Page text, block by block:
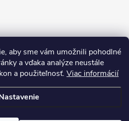
aby sme vám umožnili pohodlné
a vďaka analýze neustále
a použiteľnosť. Viac informácií